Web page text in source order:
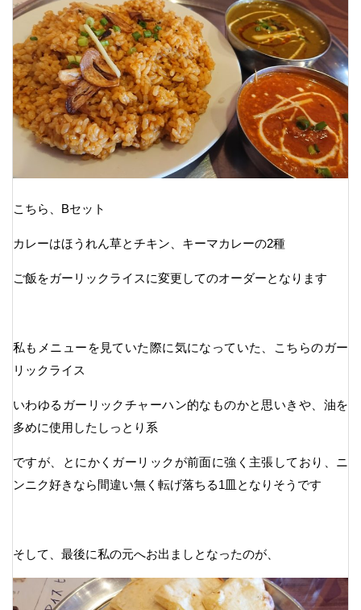
こちら、Bセット
カレーはほうれん草とチキン、キーマカレーの2種
ご飯をガーリックライスに変更してのオーダーとなります
私もメニューを見ていた際に気になっていた、こちらのガー
リックライス
いわゆるガーリックチャーハン的なものかと思いきや、油を
多めに使用したしっとり系
ですが、とにかくガーリックが前面に強く主張しており、ニ
ンニク好きなら間違い無く転げ落ちる1皿となりそうです
そして、最後に私の元へお出ましとなったのが、